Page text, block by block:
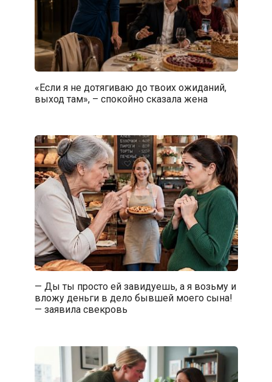
«Если я не дотягиваю до твоих ожиданий,
выход там», – спокойно сказала жена
— Ды ты просто ей завидуешь, а я возьму и
вложу деньги в дело бывшей моего сына!
— заявила свекровь